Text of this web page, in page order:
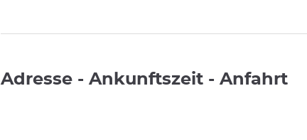
Adresse - Ankunftszeit - Anfahrt